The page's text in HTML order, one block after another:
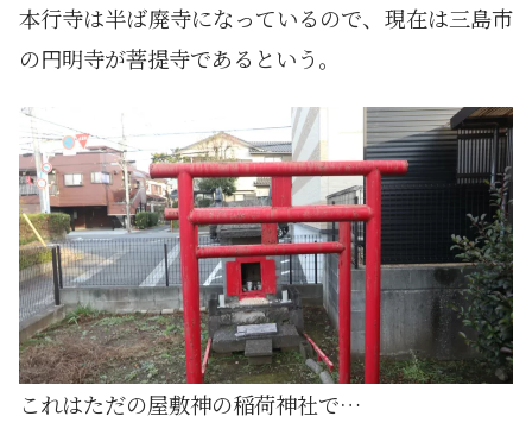
本行寺は半ば廃寺になっているので、現在は三島市
の円明寺が菩提寺であるという。
これはただの屋敷神の稲荷神社で…